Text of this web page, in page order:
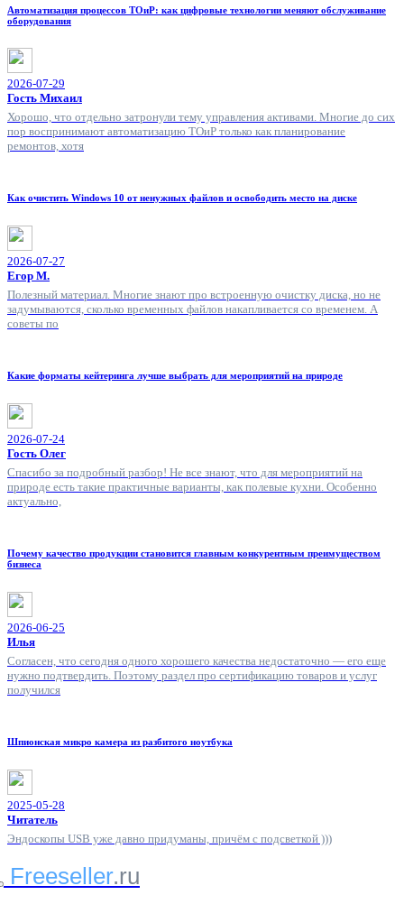
Автоматизация процессов ТОиР: как цифровые технологии меняют обслуживание
оборудования
2026-07-29
Гость Михаил
Хорошо, что отдельно затронули тему управления активами. Многие до сих
пор воспринимают автоматизацию ТОиР только как планирование
ремонтов, хотя
Как очистить Windows 10 от ненужных файлов и освободить место на диске
2026-07-27
Егор М.
Полезный материал. Многие знают про встроенную очистку диска, но не
задумываются, сколько временных файлов накапливается со временем. А
советы по
Какие форматы кейтеринга лучше выбрать для мероприятий на природе
2026-07-24
Гость Олег
Спасибо за подробный разбор! Не все знают, что для мероприятий на
природе есть такие практичные варианты, как полевые кухни. Особенно
актуально,
Почему качество продукции становится главным конкурентным преимуществом
бизнеса
2026-06-25
Илья
Согласен, что сегодня одного хорошего качества недостаточно — его еще
нужно подтвердить. Поэтому раздел про сертификацию товаров и услуг
получился
Шпионская микро камера из разбитого ноутбука
2025-05-28
Читатель
Эндоскопы USB уже давно придуманы, причём с подсветкой )))
Freeseller.ru